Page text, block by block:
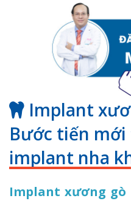
Implant
Bước tiến
implant nha
Implant xương gò